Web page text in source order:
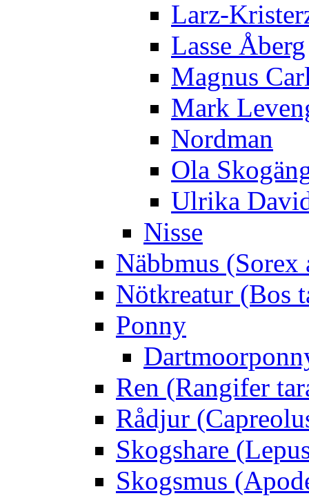
Larz-
Lasse Åberg
Magnus
Mark
Nordman
Ola
Ulrika
Nisse
Näbbmus (Sorex
Nötkreatur (Bos
Ponny
Ren (Rangifer
Rådjur
Skogshare
Skogsmus